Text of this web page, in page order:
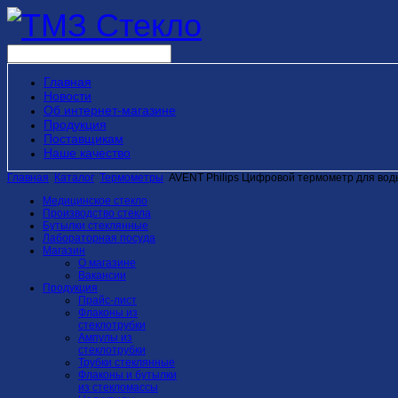
Главная
Новости
Об интернет-магазине
Продукция
Поставщикам
Наше качество
Главная Каталог Термометры AVENT Philips Цифровой термометр для
Медицинское стекло
Производство стекла
Бутылки стеклянные
Лабораторная посуда
Магазин
О магазине
Вакансии
Продукция
Прайс-лист
Флаконы из
стеклотрубки
Ампулы из
стеклотрубки
Трубки стеклянные
Флаконы и бутылки
из стекломассы